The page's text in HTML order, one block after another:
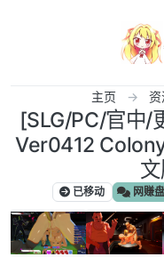
主页
[SLG/PC/官中/
Ver0412
已移动 网赚